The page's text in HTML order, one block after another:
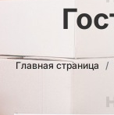
Главная страница